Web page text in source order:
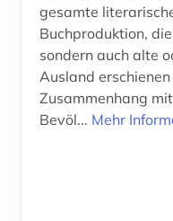
kulturverband (1)
kunst (4)
gesamte
Buchproduktion,
sondern auch alte
Ausland
Zusammenhang
Bevöl... Mehr